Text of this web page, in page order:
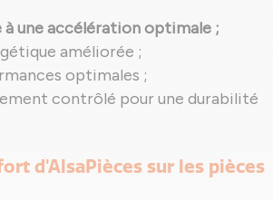
à une accélération optimale ;
améliorée ;
optimales ;
contrôlé pour une durabilité
d'AlsaPièces sur les pièces